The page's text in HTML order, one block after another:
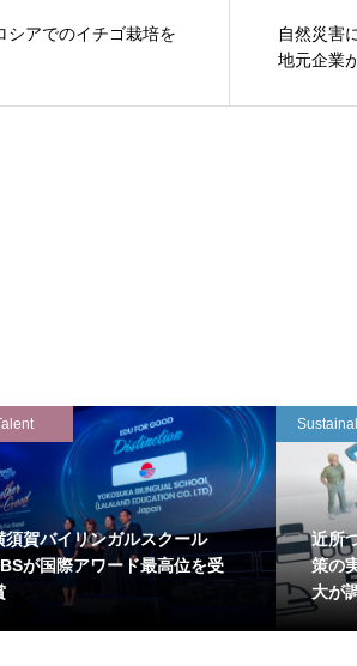
シアでのイチゴ栽培を
自然災害
地元企業
須賀バイリンガルスクール
が国際アワード最高位を受
近所
策の
大が